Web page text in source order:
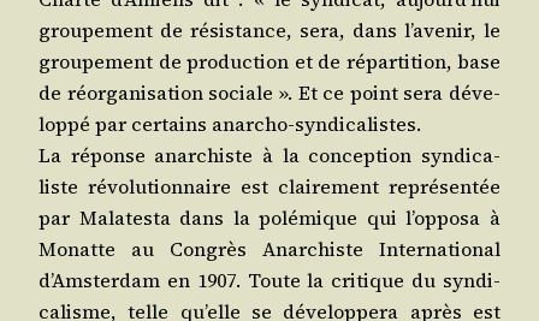
grou­pe­ment de résis­tance, sera, dans l’a­ve­nir, le
grou­pe­ment de pro­duc­tion et de répar­ti­tion, base
de réor­ga­ni­sa­tion sociale ». Et ce point sera déve­
lop­pé par cer­tains anarcho-syndicalistes.
La réponse anar­chiste à la concep­tion syn­di­ca­
liste révo­lu­tion­naire est clai­re­ment repré­sen­tée
par Mala­tes­ta dans la polé­mique qui l’op­po­sa à
Monatte au Congrès Anar­chiste Inter­na­tio­nal
d’Am­ster­dam en 1907. Toute la cri­tique du syn­di­
ca­lisme, telle qu’elle se déve­lop­pe­ra après est